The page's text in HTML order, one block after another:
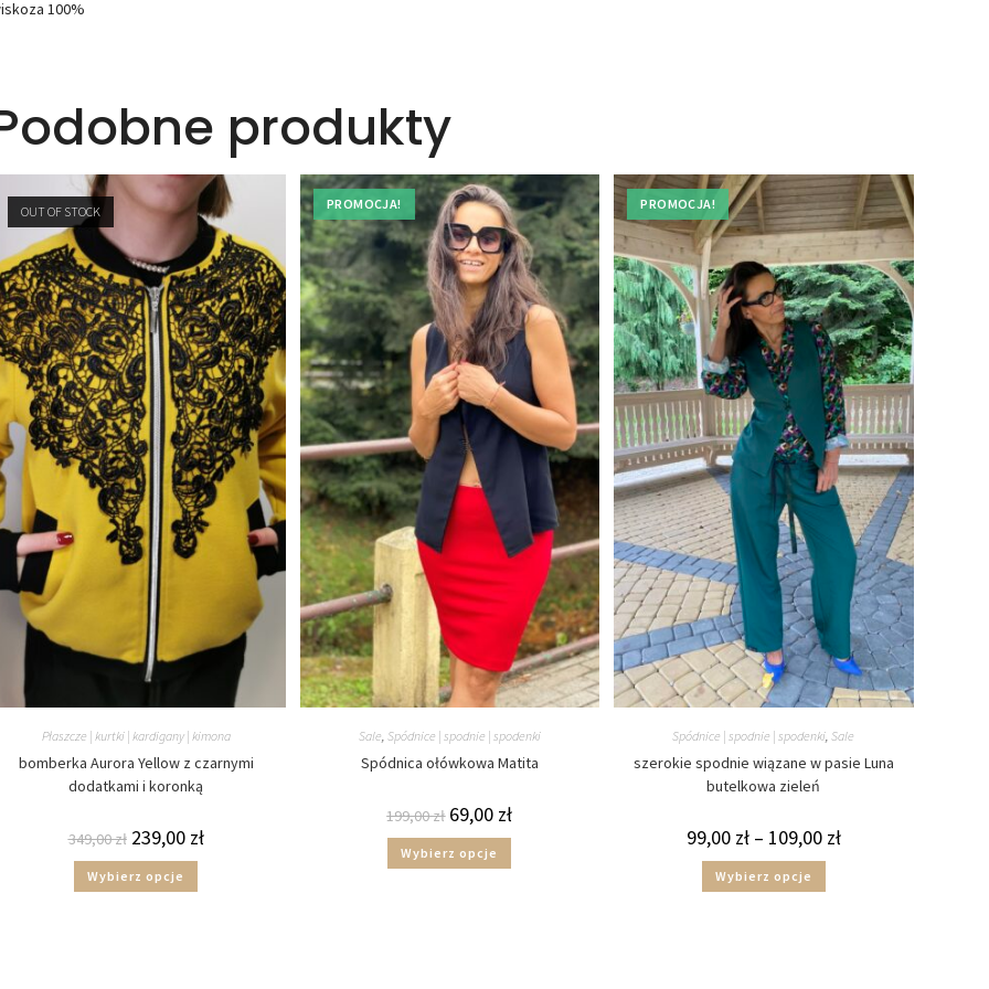
100%
produkty
OUT OF STOCK
Płaszcze | kurtki | kardigany | kimona
bomberka Aurora Yellow z czarnymi
dodatkami i koronką
349,00zł 239,00 zł
Wybierz opcje
PROMOCJA!
Sale, Spódnice | spodnie | spodenki
Spódnica ołówkowa Matita
199,00zł 69,00 zł
Wybierz opcje
PROMOCJA!
Spódnice | spodnie | spodenki,Sale
szerokie spodnie wiązane w pasie Luna
butelkowa zieleń
99,00 zł – 109,00 zł
Wybierz opcje